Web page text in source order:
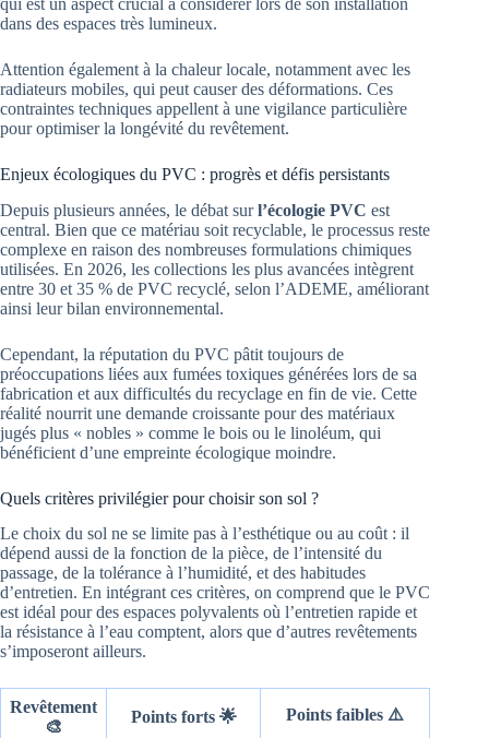
dans des espaces très lumineux.
Attention également à la chaleur locale, notamment avec les
radiateurs mobiles, qui peut causer des déformations. Ces
contraintes techniques appellent à une vigilance particulière
pour optimiser la longévité du revêtement.
Enjeux écologiques du PVC : progrès et défis persistants
Depuis plusieurs années, le débat surl’écologie PVC est
central. Bien que ce matériau soit recyclable, le processus reste
complexe en raison des nombreuses formulations chimiques
utilisées. En 2026, les collections les plus avancées intègrent
entre 30 et 35 % de PVC recyclé, selon l’ADEME, améliorant
ainsi leur bilan environnemental.
Cependant, la réputation du PVC pâtit toujours de
préoccupations liées aux fumées toxiques générées lors de sa
fabrication et aux difficultés du recyclage en fin de vie. Cette
réalité nourrit une demande croissante pour des matériaux
jugés plus « nobles » comme le bois ou le linoléum, qui
bénéficient d’une empreinte écologique moindre.
Quels critères privilégier pour choisir son sol ?
Le choix du sol ne se limite pas à l’esthétique ou au coût : il
dépend aussi de la fonction de la pièce, de l’intensité du
passage, de la tolérance à l’humidité, et des habitudes
d’entretien. En intégrant ces critères, on comprend que le PVC
est idéal pour des espaces polyvalents où l’entretien rapide et
la résistance à l’eau comptent, alors que d’autres revêtements
s’imposeront ailleurs.
Revêtement
🎨
Points forts 🌟 Points faibles ⚠️